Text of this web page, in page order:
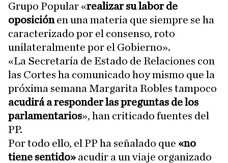
Grupo Popular «realizar su labor de
oposiciónen una materia que siempre se ha
caracterizado por el consenso, roto
unilateralmente por el Gobierno».
«La Secretaría de Estado de Relaciones con
las Cortes ha comunicado hoy mismo que la
próxima semana Margarita Robles tampoco
acudirá a responder las preguntas de los
parlamentarios», han criticado fuentes del
PP.
Por todo ello, el PP ha señalado que «no
tiene sentido» acudir a un viaje organizado